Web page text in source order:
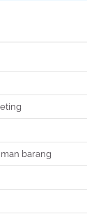
barang